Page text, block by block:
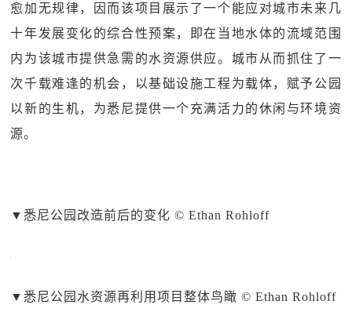
愈加无规律，因而该项目展示了一个能应对城市未来几
十年发展变化的综合性预案，即在当地水体的流域范围
内为该城市提供急需的水资源供应。城市从而抓住了一
次千载难逢的机会，以基础设施工程为载体，赋予公园
以新的生机，为悉尼提供一个充满活力的休闲与环境资
源。
▼悉尼公园改造前后的变化 © Ethan Rohloff
▼悉尼公园水资源再利用项目整体鸟瞰 © Ethan Rohloff